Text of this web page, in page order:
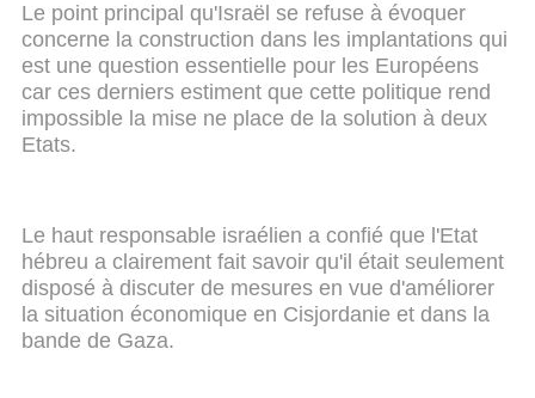
Le point principal qu'Israël se refuse à évoquer
concerne la construction dans les implantations qui
est une question essentielle pour les Européens
car ces derniers estiment que cette politique rend
impossible la mise ne place de la solution à deux
Etats.
Le haut responsable israélien a confié que l'Etat
hébreu a clairement fait savoir qu'il était seulement
disposé à discuter de mesures en vue d'améliorer
la situation économique en Cisjordanie et dans la
bande de Gaza.